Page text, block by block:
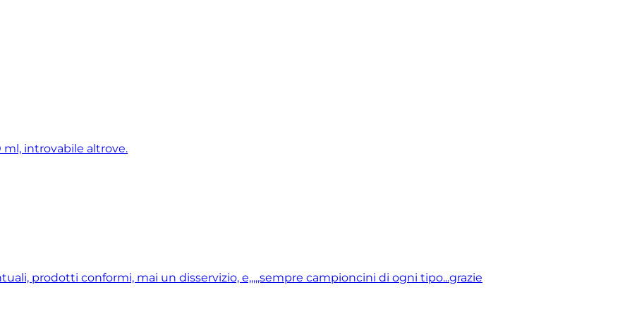
introvabile altrove.
prodotti conformi, mai un disservizio, e,,,,,sempre campioncini di ogni tipo...grazie